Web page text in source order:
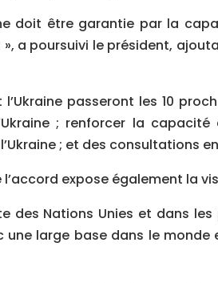
doit être garantie par la
a poursuivi le président,
l’Ukraine passeront les 10
; renforcer la
; et des consultations
expose également la
des Nations Unies et dans
une large base dans le